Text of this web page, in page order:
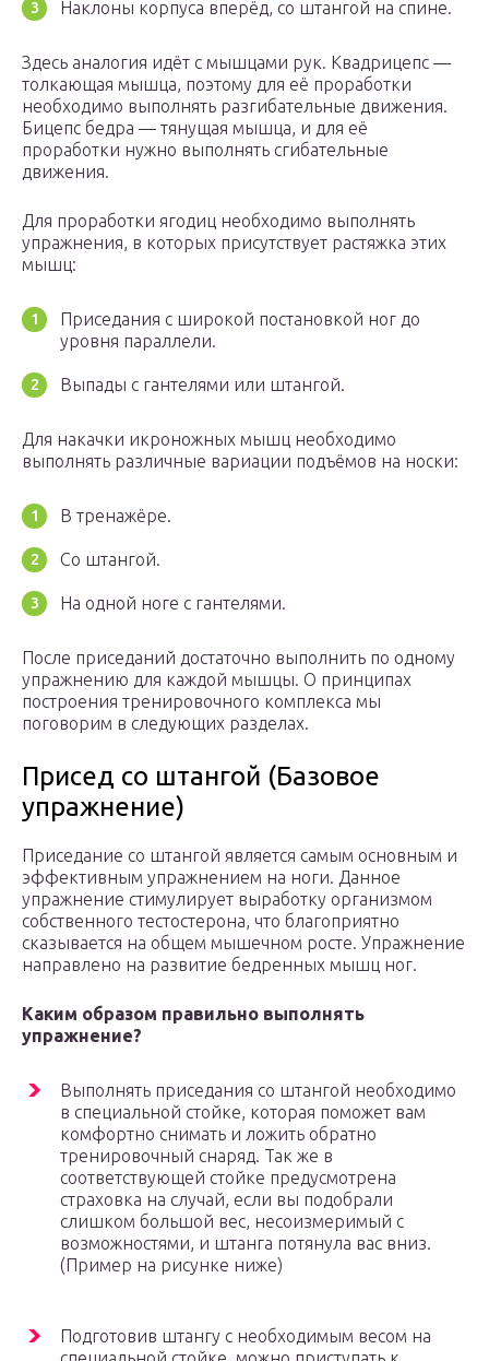
Наклоны корпуса вперёд, со штангой на спине.
Здесь аналогия идёт с мышцами рук. Квадрицепс —
толкающая мышца, поэтому для её проработки
необходимо выполнять разгибательные движения.
Бицепс бедра — тянущая мышца, и для её
проработки нужно выполнять сгибательные
движения.
Для проработки ягодиц необходимо выполнять
упражнения, в которых присутствует растяжка этих
мышц:
Приседания с широкой постановкой ног до
уровня параллели.
Выпады с гантелями или штангой.
Для накачки икроножных мышц необходимо
выполнять различные вариации подъёмов на носки:
В тренажёре.
Со штангой.
На одной ноге с гантелями.
После приседаний достаточно выполнить по одному
упражнению для каждой мышцы. О принципах
построения тренировочного комплекса мы
поговорим в следующих разделах.
Присед со штангой (Базовое
упражнение)
Приседание со штангой является самым основным и
эффективным упражнением на ноги. Данное
упражнение стимулирует выработку организмом
собственного тестостерона, что благоприятно
сказывается на общем мышечном росте. Упражнение
направлено на развитие бедренных мышц ног.
Каким образом правильно выполнять
упражнение?
Выполнять приседания со штангой необходимо
в специальной стойке, которая поможет вам
комфортно снимать и ложить обратно
тренировочный снаряд. Так же в
соответствующей стойке предусмотрена
страховка на случай, если вы подобрали
слишком большой вес, несоизмеримый с
возможностями, и штанга потянула вас вниз.
(Пример на рисунке ниже)
Подготовив штангу с необходимым весом на